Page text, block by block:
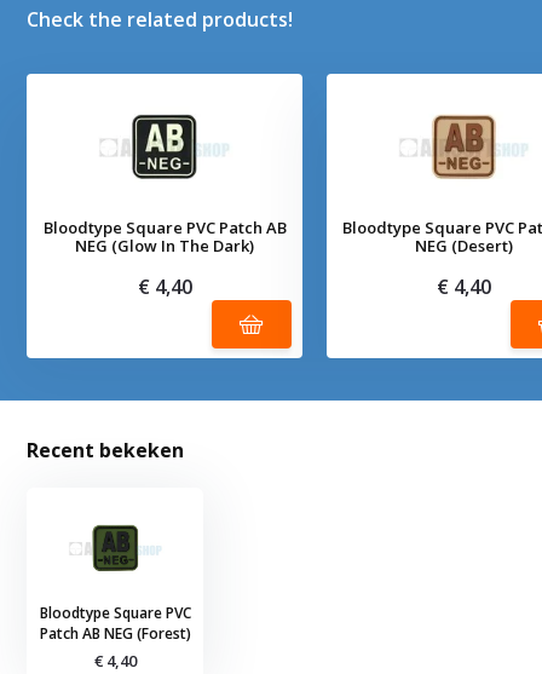
Check the related products!
Bloodtype Square PVC Patch AB
NEG (Glow In The Dark)
€ 4,40
Bloodtype Square PVC
NEG (Desert)
€ 4,40
Recent bekeken
Bloodtype Square PVC
Patch AB NEG (Forest)
€ 4,40